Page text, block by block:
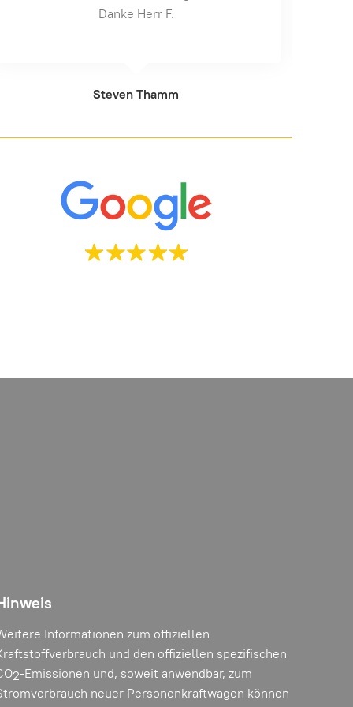
Vielen Dank.
René Busch
Informationen zum offiziellen
und den offiziellen spezifischen
2-Emissionen und, soweit anwendbar, zum
neuer Personenkraftwagen können